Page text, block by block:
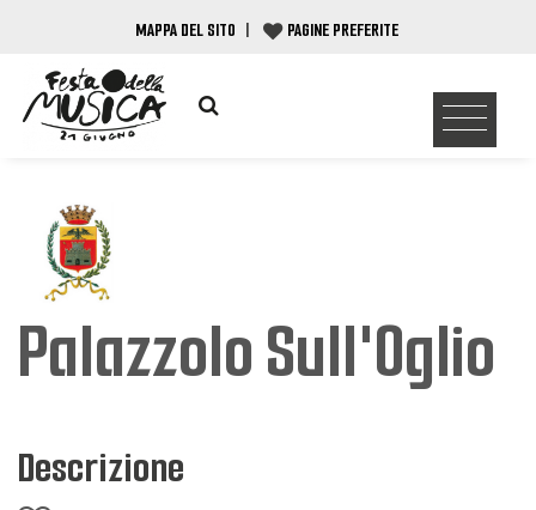
MAPPA DEL SITO | PAGINE PREFERITE
Palazzolo Sull'Oglio
Descrizione